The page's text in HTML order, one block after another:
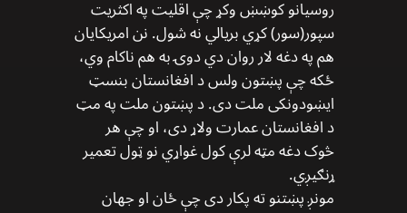
روسیانو کوښښ وکړ چې اقلیت په اکثریت
سپور(سور) کړي بریالي نه شول. نن امریکایان
هم په دغه لار روان دي دوۍ به هم ناکام وي،
ځکه چې پښتون ولس د افغانستان بنسټ
ایښودونکی ملت دی. د پښتون ملت په مټ
د افغانستان عمارت ولاړ دی، او چې هر
څوک دغه مټه لرې کول غواړي نو ټول تعمیر
ړنګیږي.
مونږ پښتنو ته پکار دی چې ځان او جهان